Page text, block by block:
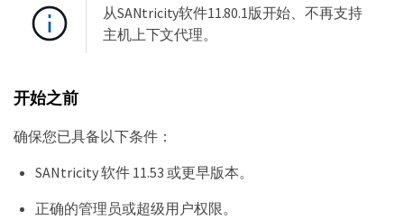
从SANtricity软件11.80.1版开始、不再支持
主机上下文代理。
开始之前
确保您已具备以下条件：
SANtricity 软件 11.53 或更早版本。
正确的管理员或超级用户权限。